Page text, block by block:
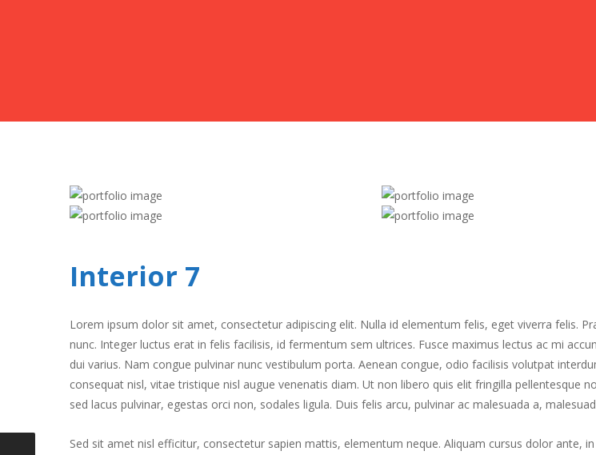
Interior 7
Lorem ipsum dolor sit amet, consectetur adipiscing elit. Nulla id elementum felis, eget viverra felis.
nunc. Integer luctus erat in felis facilisis, id fermentum sem ultrices. Fusce maximus lectus ac mi
dui varius. Nam congue pulvinar nunc vestibulum porta. Aenean congue, odio facilisis volutpat
consequat nisl, vitae tristique nisl augue venenatis diam. Ut non libero quis elit fringilla pellentesque
sed lacus pulvinar, egestas orci non, sodales ligula. Duis felis arcu, pulvinar ac malesuada a,
Sed sit amet nisl efficitur, consectetur sapien mattis, elementum neque. Aliquam cursus dolor ante,